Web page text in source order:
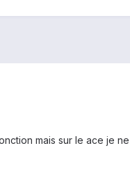
mais sur le ace je